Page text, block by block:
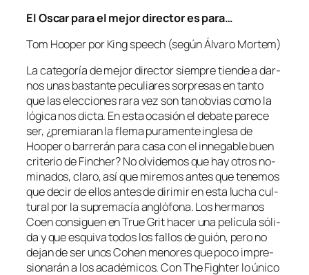
El Oscar pa­ra el me­jor di­rec­tor es para…
Tom Hooper por King speech (se­gún Álvaro Mortem)
La ca­te­go­ría de me­jor di­rec­tor siem­pre tien­de a dar­
nos unas bas­tan­te pe­cu­lia­res sor­pre­sas en tan­to
que las elec­cio­nes ra­ra vez son tan ob­vias co­mo la
ló­gi­ca nos dic­ta. En es­ta oca­sión el de­ba­te pa­re­ce
ser, ¿pre­mia­ran la fle­ma pu­ra­men­te in­gle­sa de
Hooper o ba­rre­rán pa­ra ca­sa con el in­ne­ga­ble buen
cri­te­rio de Fincher? No ol­vi­de­mos que hay otros no­
mi­na­dos, cla­ro, así que mi­re­mos an­tes que te­ne­mos
que de­cir de ellos an­tes de di­ri­mir en es­ta lu­cha cul­
tu­ral por la su­pre­ma­cía an­gló­fo­na. Los her­ma­nos
Coen con­si­guen en True Grit ha­cer una pe­lí­cu­la só­li­
da y que es­qui­va to­dos los fa­llos de guión, pe­ro no
de­jan de ser unos Cohen me­no­res que po­co im­pre­
sio­na­rán a los aca­dé­mi­cos. Con The Fighter lo úni­co